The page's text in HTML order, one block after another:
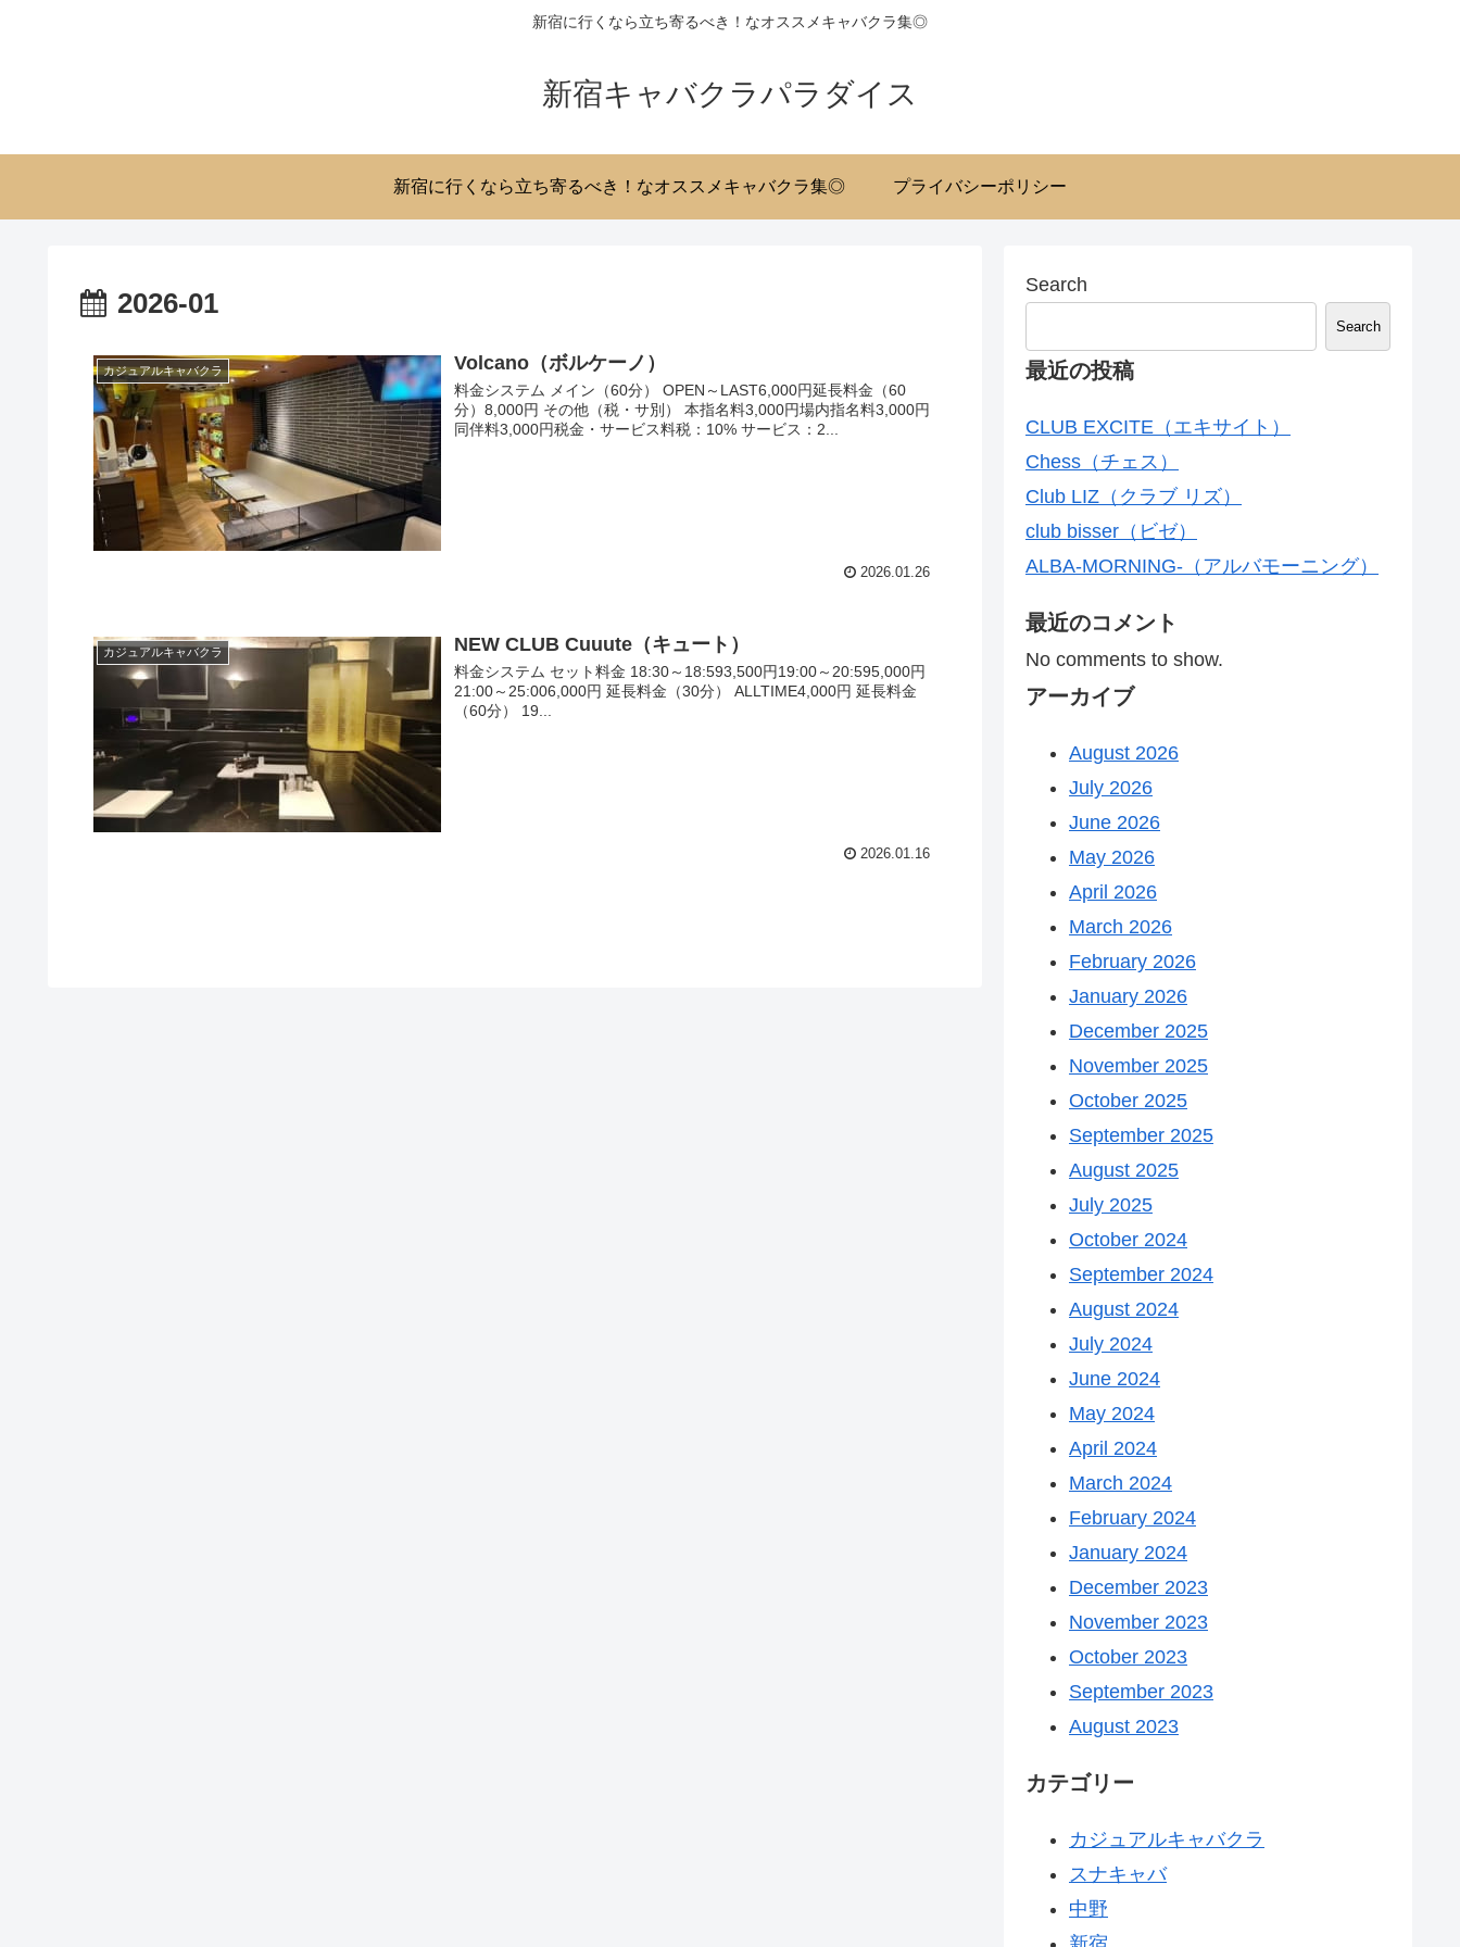
新宿に行くなら立ち寄るべき！なオススメキャバクラ集◎
新宿キャバクラパラダイス
新宿に行くなら立ち寄るべき！なオススメキャバクラ集◎ プライバシーポリシー
2026-01
カジュアルキャバクラ Volcano（ボルケーノ）
料金システム メイン（60分） OPEN～LAST6,000円延長料金（60
分）8,000円 その他（税・サ別） 本指名料3,000円場内指名料3,000円
同伴料3,000円税金・サービス料税：10% サービス：2...
2026.01.26
カジュアルキャバクラ NEW CLUB Cuuute（キュート）
料金システム セット料金 18:30～18:593,500円19:00～20:595,000円
21:00～25:006,000円 延長料金（30分） ALLTIME4,000円 延長料金
（60分） 19...
2026.01.16
Search
Search
最近の投稿
CLUB EXCITE（エキサイト）
Chess（チェス）
Club LIZ（クラブ リズ）
club bisser（ビゼ）
ALBA-MORNING-（アルバモーニング）
最近のコメント
No comments to show.
アーカイブ
August 2026
July 2026
June 2026
May 2026
April 2026
March 2026
February 2026
January 2026
December 2025
November 2025
October 2025
September 2025
August 2025
July 2025
October 2024
September 2024
August 2024
July 2024
June 2024
May 2024
April 2024
March 2024
February 2024
January 2024
December 2023
November 2023
October 2023
September 2023
August 2023
カテゴリー
カジュアルキャバクラ
スナキャバ
中野